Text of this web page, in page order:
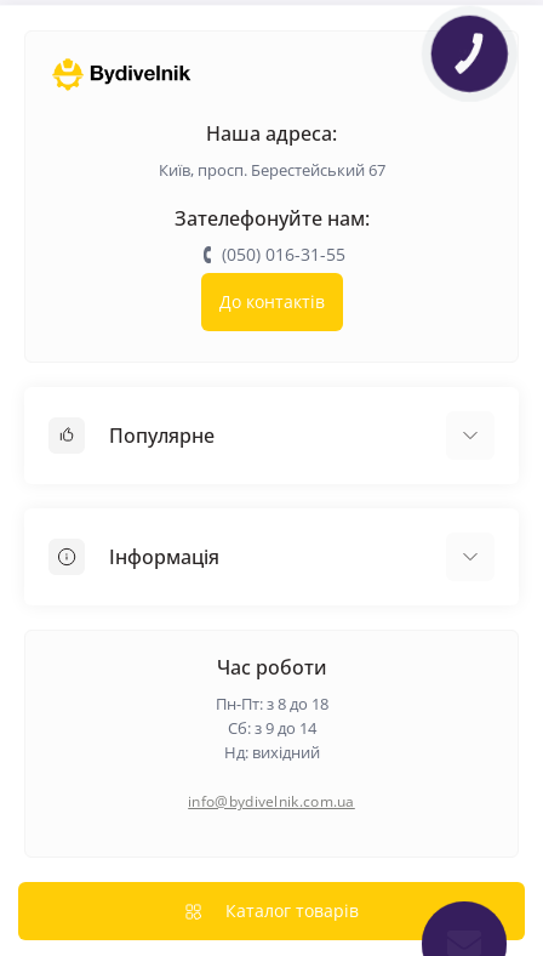
Наша адреса:
Київ, просп. Берестейський 67
Зателефонуйте нам:
(050) 016-31-55
До контактів
Популярне
Самовирівнююча суміш
Інформація
Гарантія та повернення
Політика конфіденційності
Час роботи
Пн-Пт: з 8 до 18
Сб: з 9 до 14
Нд: вихідний
info@bydivelnik.com.ua
Каталог товарів